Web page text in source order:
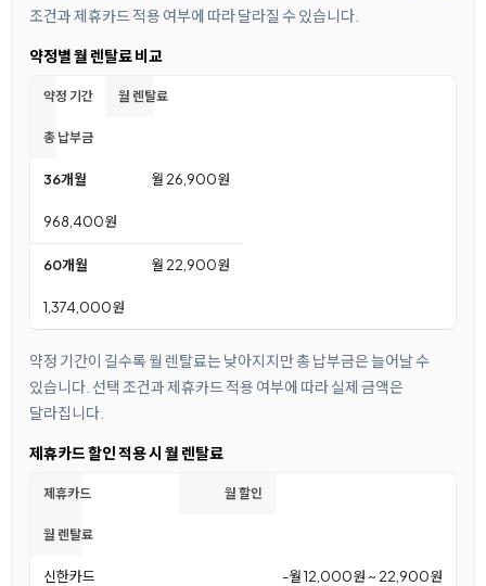
조건과 제휴카드 적용 여부에 따라 달라질 수 있습니다.
약정별 월 렌탈료 비교
약정 기간 월 렌탈료
총 납부금
36개월 월 26,900원
968,400원
60개월 월 22,900원
1,374,000원
약정 기간이 길수록 월 렌탈료는 낮아지지만 총 납부금은 늘어날 수
있습니다. 선택 조건과 제휴카드 적용 여부에 따라 실제 금액은
달라집니다.
제휴카드 할인 적용 시 월 렌탈료
제휴카드 월 할인
월 렌탈료
신한카드
-월 12,000원 ~ 22,900원